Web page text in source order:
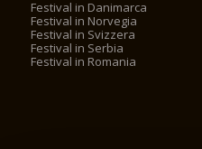
Festival in Danimarca
Festival in Norvegia
Festival in Svizzera
Festival in Serbia
Festival in Romania